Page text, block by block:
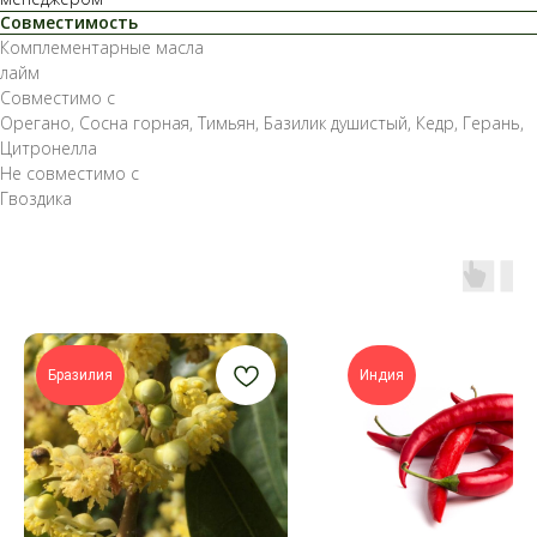
Совместимость
Комплементарные масла
лайм
Совместимо с
Орегано, Сосна горная, Тимьян, Базилик душистый, Кедр, Герань,
Цитронелла
Не совместимо с
Гвоздика
Бразилия Индия